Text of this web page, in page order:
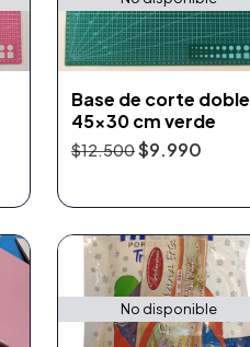
Base de corte doble
45x30 cm verde
$12.500$9.990
No disponible